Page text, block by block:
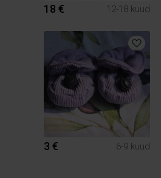
18 € 12-18 kuud
3 € 6-9 kuud